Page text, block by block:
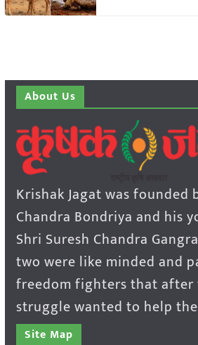
About Us
Krishak Jagat was founded
Chandra Bondriya and his
Shri Suresh Chandra
two were like minded and
freedom fighters that
struggle wanted to help
Site Map